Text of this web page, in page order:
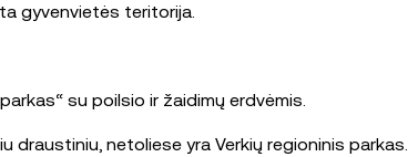
gyvenvietės teritorija.
su poilsio ir žaidimų erdvėmis.
netoliese yra Verkių regioninis parkas.